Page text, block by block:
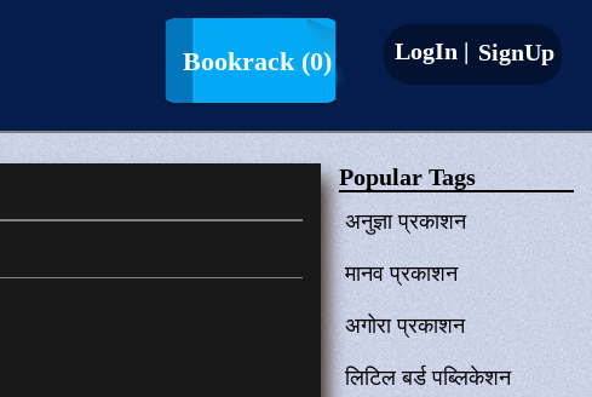
Bookrack (0) LogIn | SignUp
Popular Tags
अनुज्ञा प्रकाशन
मानव प्रकाशन
अगोरा प्रकाशन
लिटिल बर्ड पब्लिकेशन